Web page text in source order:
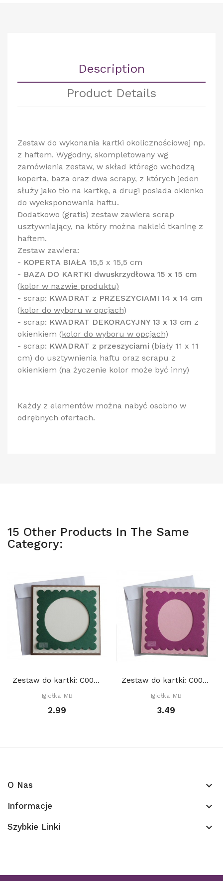
Description
Product Details
Zestaw do wykonania kartki okolicznościowej np.
z haftem. Wygodny, skompletowany wg
zamówienia zestaw, w skład którego wchodzą
koperta, baza oraz dwa scrapy, z których jeden
służy jako tło na kartkę, a drugi posiada okienko
do wyeksponowania haftu.
Dodatkowo (gratis) zestaw zawiera scrap
usztywniający, na który można nakleić tkaninę z
haftem.
Zestaw zawiera:
- KOPERTA BIAŁA 15,5 x 15,5 cm
- BAZA DO KARTKI dwuskrzydłowa 15 x 15 cm
(kolor w nazwie produktu)
- scrap: KWADRAT z PRZESZYCIAMI 14 x 14 cm
(kolor do wyboru w opcjach)
- scrap: KWADRAT DEKORACYJNY 13 x 13 cm z
okienkiem (kolor do wyboru w opcjach)
- scrap: KWADRAT z przeszyciami (biały 11 x 11
cm) do usztywnienia haftu oraz scrapu z
okienkiem (na życzenie kolor może być inny)
Każdy z elementów można nabyć osobno w
odrębnych ofertach.
15 Other Products In The Same
Category:
Zestaw do kartki: C001 S10a, Baza 15x15 cm:...
Igiełka-MB
2.99
Zestaw do kartki: C003 S10c, Baza 15x15 cm:...
Igiełka-MB
3.49
O Nas keyboard_arrow_down
Informacje keyboard_arrow_down
Szybkie Linki keyboard_arrow_down